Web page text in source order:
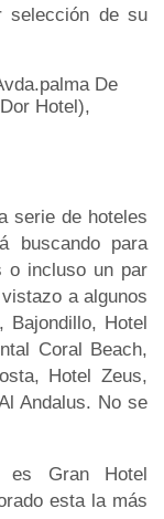
selección de su
De
Hotel),
serie de hoteles
buscando para
o incluso un par
a algunos
Bajondillo, Hotel
Coral Beach,
Hotel Zeus,
Andalus. No se
es Gran Hotel
esta la más